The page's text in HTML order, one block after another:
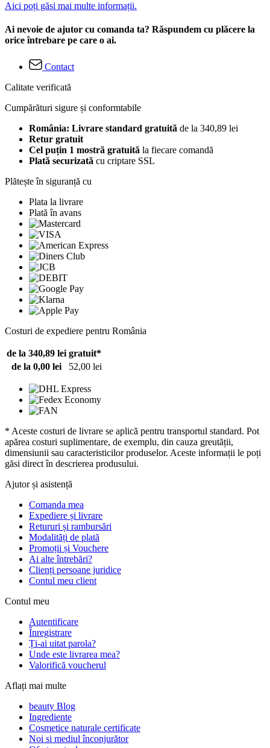
Aici poți găsi mai multe informații.
Ai nevoie de ajutor cu comanda ta? Răspundem cu plăcere la
orice întrebare pe care o ai.
Contact
Calitate verificată
Cumpărături sigure și conformtabile
România: Livrare standard gratuită de la 340,89 lei
Retur gratuit
Cel puțin 1 mostră gratuită la fiecare comandă
Plată securizată cu criptare SSL
Plătește în siguranță cu
Plata la livrare
Plată în avans
Costuri de expediere pentru România
de la 340,89 lei gratuit*
de la 0,00 lei
52,00 lei
* Aceste costuri de livrare se aplică pentru transportul standard. Pot
apărea costuri suplimentare, de exemplu, din cauza greutății,
dimensiunii sau caracteristicilor produselor. Aceste informații le poți
găsi direct în descrierea produsului.
Ajutor și asistență
Comanda mea
Expediere și livrare
Retururi și rambursări
Modalități de plată
Promoții și Vouchere
Ai alte întrebări?
Clienți persoane juridice
Contul meu client
Contul meu
Autentificare
Înregistrare
Ți-ai uitat parola?
Unde este livrarea mea?
Valorifică voucherul
Aflați mai multe
beauty Blog
Ingrediente
Cosmetice naturale certificate
Noi si mediul înconjurător